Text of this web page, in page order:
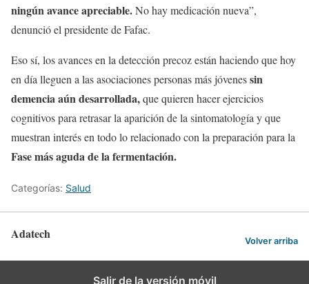
ningún avance apreciable.No hay medicación nueva”,
denunció el presidente de Fafac.
Eso sí, los avances en la detección precoz están haciendo que hoy
en día lleguen a las asociaciones personas más jóvenessin
demencia aún desarrollada,que quieren hacer ejercicios
cognitivos para retrasar la aparición de la sintomatología y que
muestran interés en todo lo relacionado con la preparación para la
Fase más aguda de la fermentación.
Categorías: Salud
Adatech Volver arriba
Salir de la versión móvil